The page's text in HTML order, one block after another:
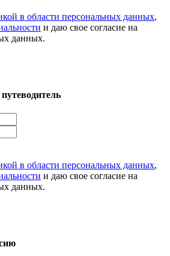
в области персональных данных,
и даю свое согласие на
данных.
в области персональных данных,
и даю свое согласие на
данных.